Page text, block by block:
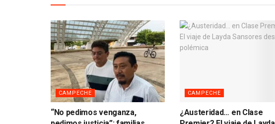
CAMPECHE
“No pedimos venganza,
CAMPECHE
¿Austeridad… en Clase